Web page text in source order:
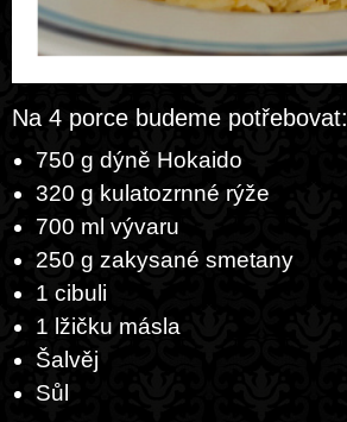
Na 4 porce budeme potřebovat:
750 g dýně Hokaido
320 g kulatozrnné rýže
700 ml vývaru
250 g zakysané smetany
1 cibuli
1 lžičku másla
Šalvěj
Sůl